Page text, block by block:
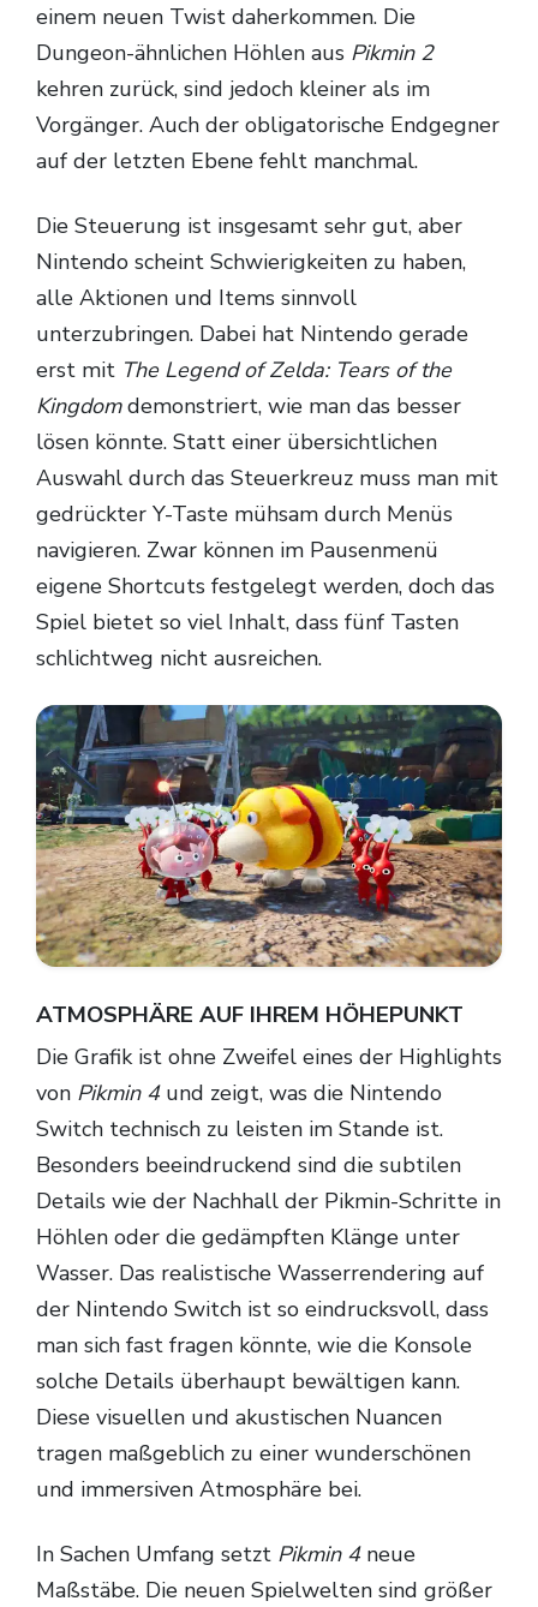
einem neuen Twist daherkommen. Die
Dungeon-ähnlichen Höhlen aus Pikmin 2
kehren zurück, sind jedoch kleiner als im
Vorgänger. Auch der obligatorische Endgegner
auf der letzten Ebene fehlt manchmal.
Die Steuerung ist insgesamt sehr gut, aber
Nintendo scheint Schwierigkeiten zu haben,
alle Aktionen und Items sinnvoll
unterzubringen. Dabei hat Nintendo gerade
erst mit The Legend of Zelda: Tears of the
Kingdomdemonstriert, wie man das besser
lösen könnte. Statt einer übersichtlichen
Auswahl durch das Steuerkreuz muss man mit
gedrückter Y-Taste mühsam durch Menüs
navigieren. Zwar können im Pausenmenü
eigene Shortcuts festgelegt werden, doch das
Spiel bietet so viel Inhalt, dass fünf Tasten
schlichtweg nicht ausreichen.
ATMOSPHÄRE AUF IHREM HÖHEPUNKT
Die Grafik ist ohne Zweifel eines der Highlights
von Pikmin 4und zeigt, was die Nintendo
Switch technisch zu leisten im Stande ist.
Besonders beeindruckend sind die subtilen
Details wie der Nachhall der Pikmin-Schritte in
Höhlen oder die gedämpften Klänge unter
Wasser. Das realistische Wasserrendering auf
der Nintendo Switch ist so eindrucksvoll, dass
man sich fast fragen könnte, wie die Konsole
solche Details überhaupt bewältigen kann.
Diese visuellen und akustischen Nuancen
tragen maßgeblich zu einer wunderschönen
und immersiven Atmosphäre bei.
In Sachen Umfang setzt Pikmin 4neue
Maßstäbe. Die neuen Spielwelten sind größer